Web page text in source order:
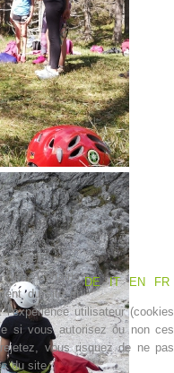
DE
IT EN FR
Certains
du site et
utilisateur (cookies
si vous autorisez ou non ces
vous risquez de ne pas
du site.